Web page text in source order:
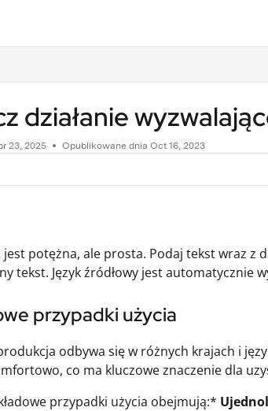
działanie
23, 2025 Opublikowane dnia Oct 16, 2023
jest potężna, ale prosta. Podaj tekst wraz
tekst. Język źródłowy jest
przypadki użycia
odbywa się w różnych krajach i
co ma kluczowe znaczenie dla
przypadki użycia obejmują:*